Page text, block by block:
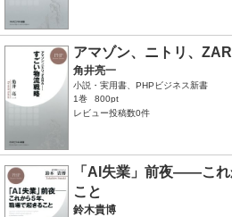
アマゾン、ニトリ、
角井亮一
小説・実用書、PHPビジネス新書
1巻
800pt
レビュー投稿数0件
「AI失業」前夜――こ
こと
鈴木貴博